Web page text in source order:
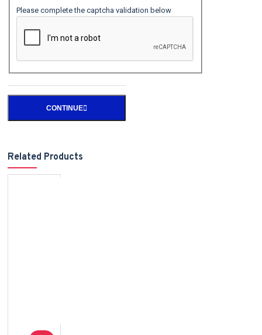
Please complete the captcha validation below
CONTINUE
Related Products